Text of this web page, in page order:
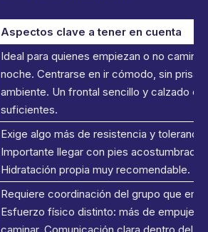
Aspectos clave a tener en cuenta
Ideal para quienes empiezan o no
noche. Centrarse en ir cómodo, sin prisa,
ambiente. Un frontal sencillo y calzado
suficientes.
Exige algo más de resistencia y
Importante llegar con pies
Hidratación propia muy recomendable.
Requiere coordinación del grupo que
Esfuerzo físico distinto: más de empuje y